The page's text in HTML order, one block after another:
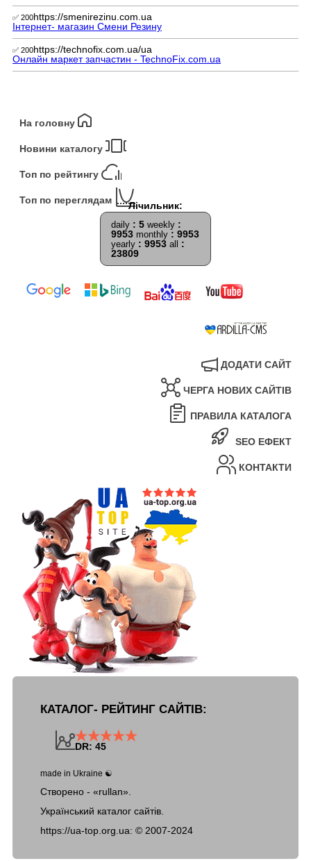
✅ 200https://smenirezinu.com.ua
Інтернет- магазин Смени Резину
✅ 200https://technofix.com.ua/ua
Онлайн маркет запчастин - TechnoFix.com.ua
На головну
Новини каталогу
Топ по рейтингу
Топ по переглядам
daily : 5 weekly :
9953 monthly : 9953
yearly : 9953 all
:
23809
ДОДАТИ САЙТ
ЧЕРГА НОВИХ САЙТІВ
ПРАВИЛА КАТАЛОГА
SEO ЕФЕКТ
КОНТАКТИ
КАТАЛОГ- РЕЙТИНГ САЙТІВ:
DR: 45
made in Ukraine ☯
Створено - «rullan».
Український каталог сайтів.
https://ua-top.org.ua: © 2007-2024